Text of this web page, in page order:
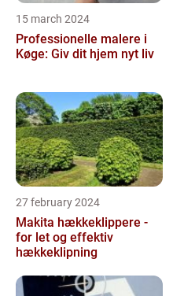
15 march 2024
Professionelle malere i
Køge: Giv dit hjem nyt liv
27 february 2024
Makita hækkeklippere -
for let og effektiv
hækkeklipning